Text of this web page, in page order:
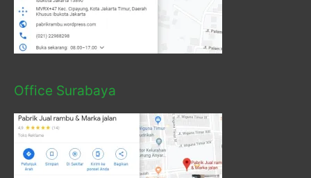
Office Surabaya